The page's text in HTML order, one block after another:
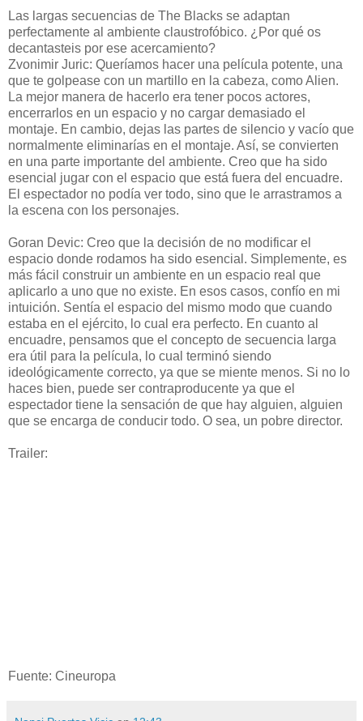
Las largas secuencias de The Blacks se adaptan
perfectamente al ambiente claustrofóbico. ¿Por qué os
decantasteis por ese acercamiento?
Zvonimir Juric: Queríamos hacer una película potente, una
que te golpease con un martillo en la cabeza, como Alien.
La mejor manera de hacerlo era tener pocos actores,
encerrarlos en un espacio y no cargar demasiado el
montaje. En cambio, dejas las partes de silencio y vacío que
normalmente eliminarías en el montaje. Así, se convierten
en una parte importante del ambiente. Creo que ha sido
esencial jugar con el espacio que está fuera del encuadre.
El espectador no podía ver todo, sino que le arrastramos a
la escena con los personajes.
Goran Devic: Creo que la decisión de no modificar el
espacio donde rodamos ha sido esencial. Simplemente, es
más fácil construir un ambiente en un espacio real que
aplicarlo a uno que no existe. En esos casos, confío en mi
intuición. Sentía el espacio del mismo modo que cuando
estaba en el ejército, lo cual era perfecto. En cuanto al
encuadre, pensamos que el concepto de secuencia larga
era útil para la película, lo cual terminó siendo
ideológicamente correcto, ya que se miente menos. Si no lo
haces bien, puede ser contraproducente ya que el
espectador tiene la sensación de que hay alguien, alguien
que se encarga de conducir todo. O sea, un pobre director.
Trailer:
Fuente: Cineuropa